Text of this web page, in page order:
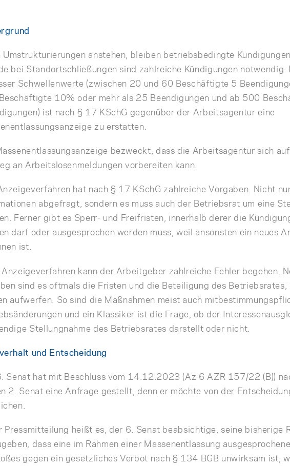
Umstrukturierungen anstehen, bleiben betriebsbedingte
bei Standortschließungen sind zahlreiche Kündigungen
Schwellenwerte (zwischen 20 und 60 Beschäftigte 5
10% oder mehr als 25 Beendigungen und ab 500
ist nach § 17 KSchG gegenüber der Arbeitsagentur eine
zu erstatten.
bezweckt, dass die Arbeitsagentur sich
an Arbeitslosenmeldungen vorbereiten kann.
hat nach § 17 KSchG zahlreiche Vorgaben. Nicht
abgefragt, sondern es muss auch der Betriebsrat um eine
Ferner gibt es Sperr- und Freifristen, innerhalb derer die
darf oder ausgesprochen werden muss, weil ansonsten ein neues
ist.
Anzeigeverfahren kann der Arbeitgeber zahlreiche Fehler begehen.
sind es oftmals die Fristen und die Beteiligung des Betriebsrates,
aufwerfen. So sind die Maßnahmen meist auch
und ein Klassiker ist die Frage, ob der
Stellungnahme des Betriebsrates darstellt oder nicht.
und Entscheidung
Senat hat mit Beschluss vom 14.12.2023 (Az 6 AZR 157/22 (B))
2. Senat eine Anfrage gestellt, denn er möchte von der
Pressmitteilung heißt es, der 6. Senat beabsichtige, seine bisherige
dass eine im Rahmen einer Massenentlassung
gegen ein gesetzliches Verbot nach § 134 BGB unwirksam ist,